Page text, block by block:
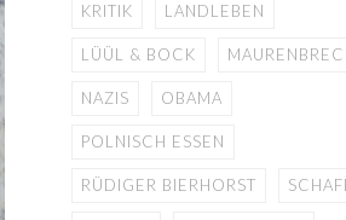
KRITIK LANDLEBEN
LÜÜL & BOCK
NAZIS OBAMA
POLNISCH ESSEN
RÜDIGER BIERHORST